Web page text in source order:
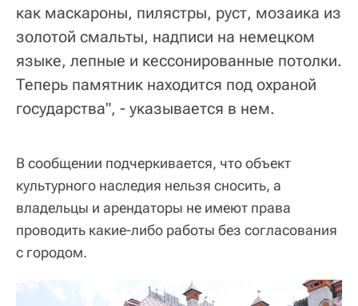
как маскароны, пилястры, руст, мозаика из
золотой смальты, надписи на немецком
языке, лепные и кессонированные потолки.
Теперь памятник находится под охраной
государства", - указывается в нем.
В сообщении подчеркивается, что объект
культурного наследия нельзя сносить, а
владельцы и арендаторы не имеют права
проводить какие-либо работы без согласования
с городом.